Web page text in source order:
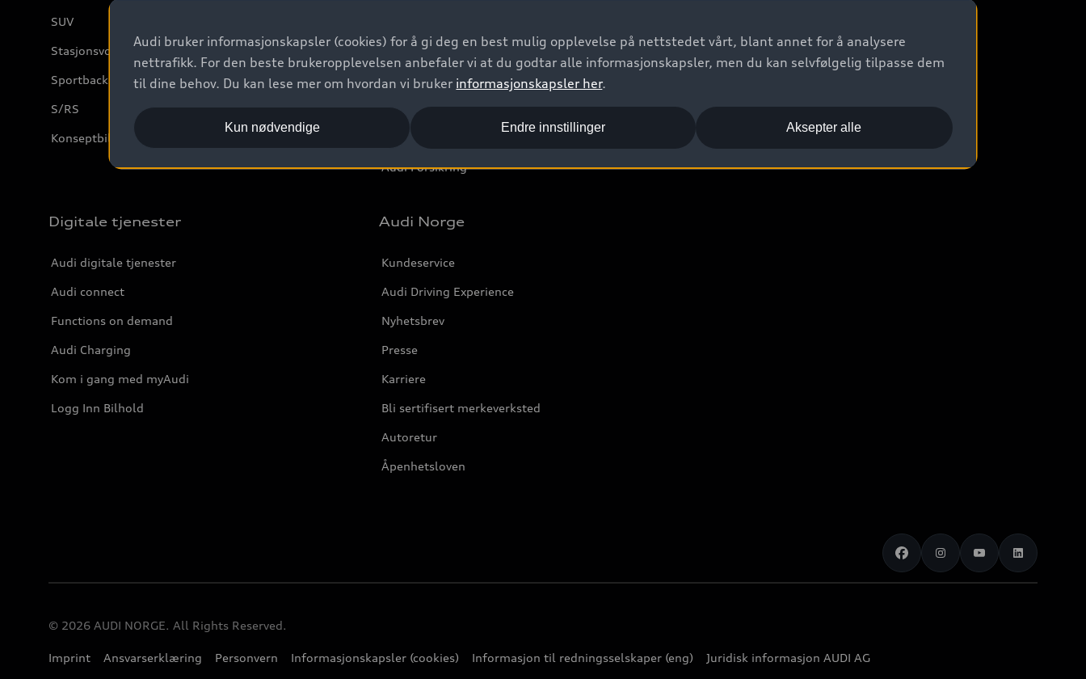
SUV
Stasjonsvogn
Sportback
S/RS
Konseptbiler og prototyper
Kontakt forhandler
Prislister
Leasing
Bilgarantier
Audi Forsikring
Digitale tjenester
Audi digitale tjenester
Audi connect
Functions on demand
Audi Charging
Kom i gang med myAudi
Logg Inn Bilhold
Audi Norge
Kundeservice
Audi Driving Experience
Nyhetsbrev
Presse
Karriere
Bli sertifisert merkeverksted
Autoretur
Åpenhetsloven
© 2026 AUDI NORGE. All Rights Reserved.
Imprint Ansvarserklæring Personvern Informasjonskapsler (cookies) Informasjon til redningsselskaper (eng) Juridisk informasjon AUDI AG
Audi bruker informasjonskapsler (cookies) for å gi deg en best mulig opplevelse på nettstedet vårt, blant annet for å analysere
nettrafikk. For den beste brukeropplevelsen anbefaler vi at du godtar alle informasjonskapsler, men du kan selvfølgelig tilpasse dem
til dine behov. Du kan lese mer om hvordan vi bruker informasjonskapsler her.
Aksepter alle
Kun nødvendige Endre innstillinger